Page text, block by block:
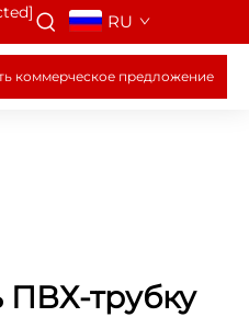
RU
коммерческое предложение
ПВХ-трубку